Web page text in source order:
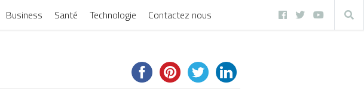
Business Santé Technologie Contactez nous